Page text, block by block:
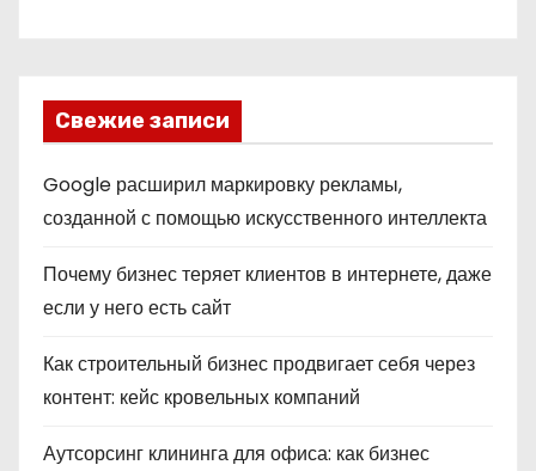
Свежие записи
Google расширил маркировку рекламы,
созданной с помощью искусственного интеллекта
Почему бизнес теряет клиентов в интернете, даже
если у него есть сайт
Как строительный бизнес продвигает себя через
контент: кейс кровельных компаний
Аутсорсинг клининга для офиса: как бизнес